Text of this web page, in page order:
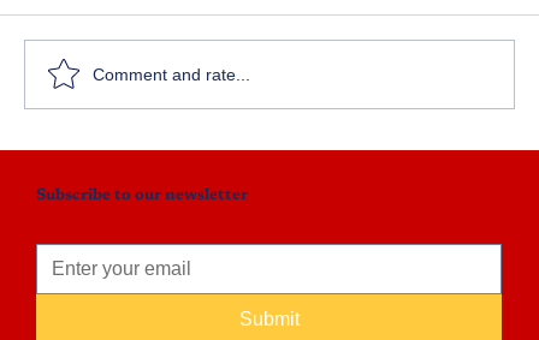
Comment and rate...
Subscribe to our newsletter
Submit